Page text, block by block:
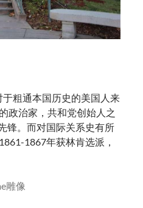
于粗通本国历史的美国人来
政治家，共和党创始人之
锋。而对国际关系史有所
1867年获林肯选派，